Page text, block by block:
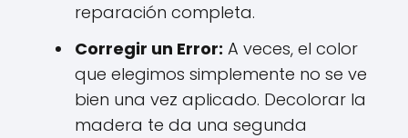
reparación completa.
Corregir un Error: A veces, el color
que elegimos simplemente no se ve
bien una vez aplicado. Decolorar la
madera te da una segunda